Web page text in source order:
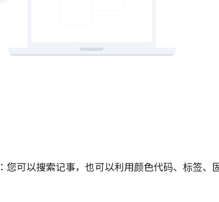
可以搜索记事，也可以利用颜色代码、标签、